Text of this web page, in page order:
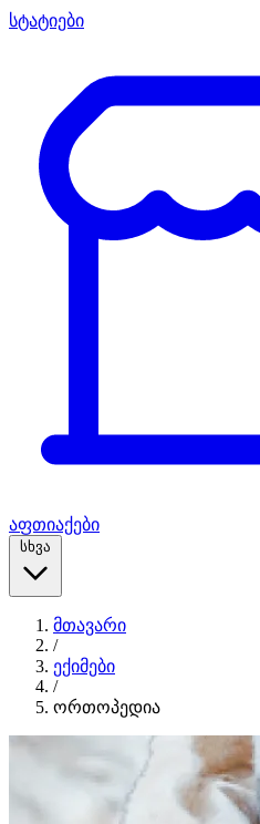
სტატიები
აფთიაქები
სხვა
მთავარი
/
ექიმები
/
ორთოპედია